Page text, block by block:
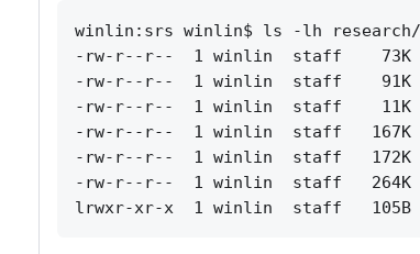
winlin:srs winlin$ ls -lh
-rw-r--r--  1 winlin  staff    73K
-rw-r--r--  1 winlin  staff    91K
-rw-r--r--  1 winlin  staff    11K
-rw-r--r--  1 winlin  staff   167K
-rw-r--r--  1 winlin  staff   172K
-rw-r--r--  1 winlin  staff   264K